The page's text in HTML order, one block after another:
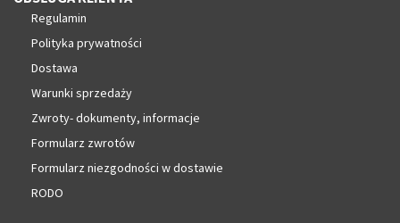
Regulamin
Polityka prywatności
Dostawa
Warunki sprzedaży
Zwroty- dokumenty, informacje
Formularz zwrotów
Formularz niezgodności w dostawie
RODO